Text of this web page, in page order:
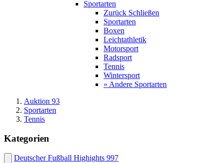
Sportarten
Zurück Schließen
Sportarten
Boxen
Leichtathletik
Motorsport
Radsport
Tennis
Wintersport
» Andere Sportarten
Auktion 93
Sportarten
Tennis
Kategorien
Deutscher Fußball Highights 997